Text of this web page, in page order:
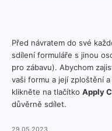
Před návratem do své
sdílení formuláře s jinou
pro zábavu). Abychom
vaši formu a její zploštění
klikněte na tlačítko Apply
důvěrně sdílet.